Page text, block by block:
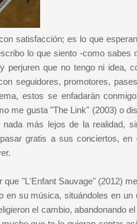
satisfacción; es lo que
lo que siento -como sabes
perjuren que no tengo ni idea,
seguidores, promotores,
estos se enfadarán
me gusta "The Link" (2003) o
más lejos de la realidad,
gratis a sus conciertos, en
"L'Enfant Sauvage" (2012)
en su música, situándoles en un
el cambio, abandonando